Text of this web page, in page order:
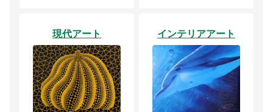
現代アート インテリアアート